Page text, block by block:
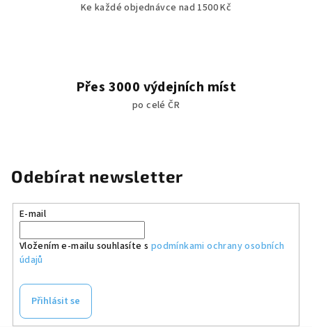
Ke každé objednávce nad 1500 Kč
Přes 3000 výdejních míst
po celé ČR
Odebírat newsletter
E-mail
Vložením e-mailu souhlasíte s podmínkami ochrany osobních
údajů
Přihlásit se